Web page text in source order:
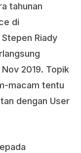
tahunan
di
Riady
2019. Topik
macam tentu
dengan User